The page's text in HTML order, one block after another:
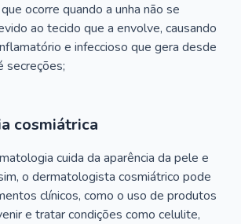
ocorre quando a unha não se
ao tecido que a envolve, causando
e infeccioso que gera desde
secreções;
cosmiátrica
cuida da aparência da pele e
o dermatologista cosmiátrico pode
clínicos, como o uso de produtos
e tratar condições como celulite,